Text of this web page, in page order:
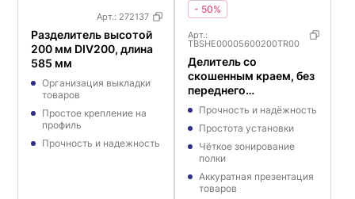
Арт.: 272137
Разделитель высотой
200 мм DIV200, длина
585 мм
Организация выкладки
товаров
Простое крепление на
профиль
Прочность и надежность
- 50%
Арт.:
TBSHE00005600200TR00
Делитель со
скошенным краем, без
переднего
ограничителя,
200x560 мм, с
уголками HEDE
Прочность и надёжность
Простота установки
Чёткое зонирование
полки
Аккуратная презентация
товаров